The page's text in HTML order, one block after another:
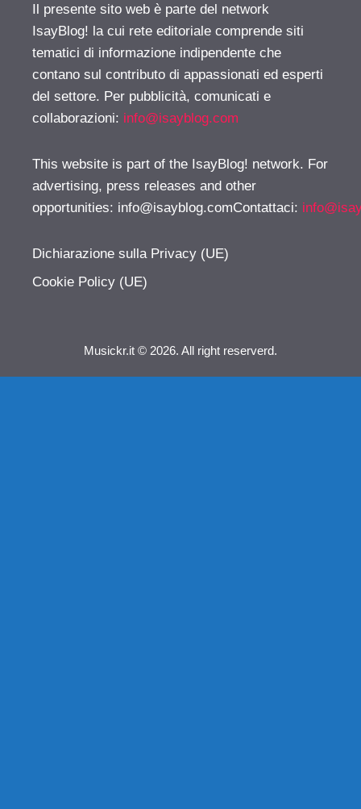
Il presente sito web è parte del network
IsayBlog! la cui rete editoriale comprende siti
tematici di informazione indipendente che
contano sul contributo di appassionati ed esperti
del settore. Per pubblicità, comunicati e
collaborazioni: info@isayblog.com
This website is part of the IsayBlog! network. For
advertising, press releases and other
opportunities: info@isayblog.comContattaci:
Dichiarazione sulla Privacy (UE)
Cookie Policy (UE)
Musickr.it © 2026. All right reserverd.